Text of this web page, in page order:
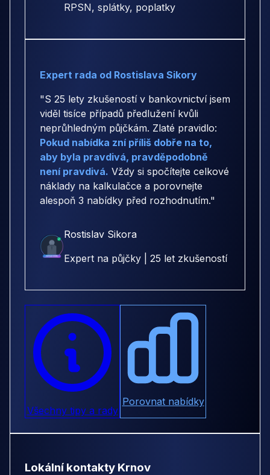
RPSN, splátky, poplatky
Expert rada od Rostislava Sikory
"S 25 lety zkušeností v bankovnictví jsem
viděl tisíce případů předlužení kvůli
neprůhledným půjčkám. Zlaté pravidlo:
Pokud nabídka zní příliš dobře na to,
aby byla pravdivá, pravděpodobně
není pravdivá. Vždy si spočítejte celkové
náklady na kalkulačce a porovnejte
alespoň 3 nabídky před rozhodnutím."
Rostislav Sikora
Expert na půjčky | 25 let zkušeností
Všechny tipy a rady
Porovnat nabídky
Lokální kontakty Krnov